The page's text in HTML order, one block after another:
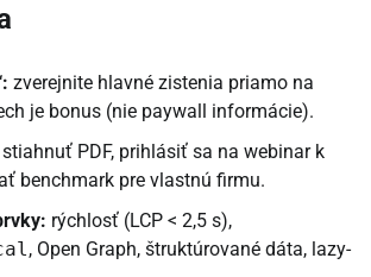
zverejnite hlavné zistenia priamo na
je bonus (nie paywall informácie).
stiahnuť PDF, prihlásiť sa na webinar k
benchmark pre vlastnú firmu.
rýchlosť (LCP < 2,5 s),
, Open Graph, štruktúrované dáta, lazy-